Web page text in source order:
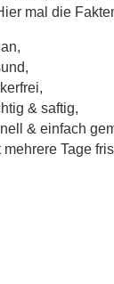
mal die
& saftig,
& einfach
mehrere Tage